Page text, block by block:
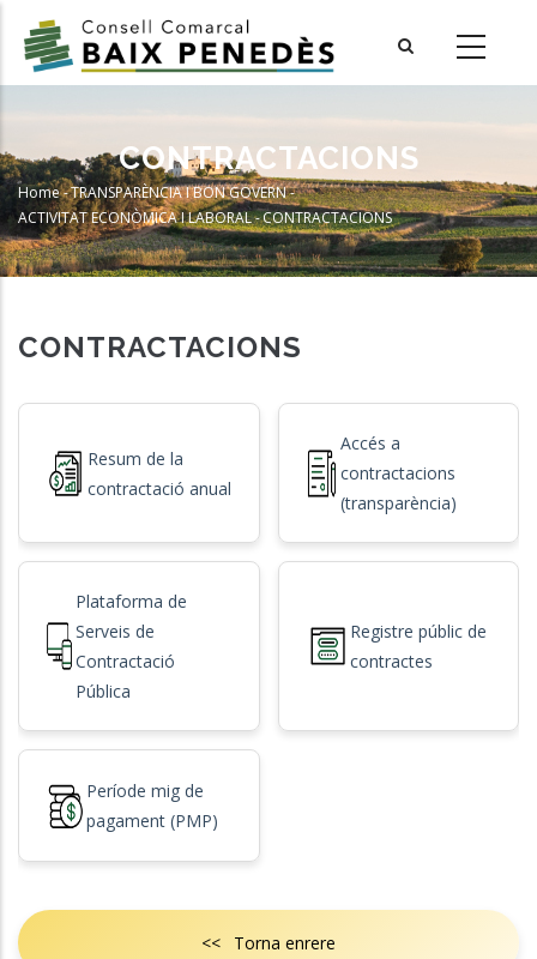
main
CONTRACTACIONS
Breadcrumb
Home-TRANSPARÈNCIA I BON GOVERN-
ACTIVITAT ECONÒMICA I LABORAL-CONTRACTACIONS
CONTRACTACIONS
Resum de la
contractació anual
Accés a
contractacions
(transparència)
Plataforma de
Serveis de
Contractació
Pública
Registre públic de
contractes
Període mig de
pagament (PMP)
<< Torna enrere